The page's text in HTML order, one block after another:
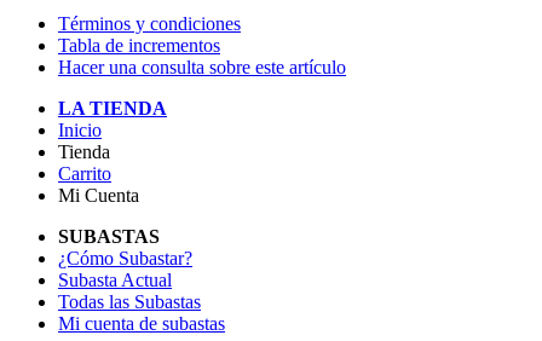
Términos y condiciones
Tabla de incrementos
Hacer una consulta sobre este artículo
LA TIENDA
Inicio
Tienda
Carrito
Mi Cuenta
SUBASTAS
¿Cómo Subastar?
Subasta Actual
Todas las Subastas
Mi cuenta de subastas